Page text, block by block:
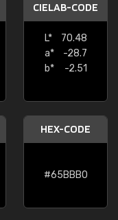
CIELAB-CODE
L*
70.48
a*
-28.7
b*
-2.51
HEX-CODE
#65BBB0